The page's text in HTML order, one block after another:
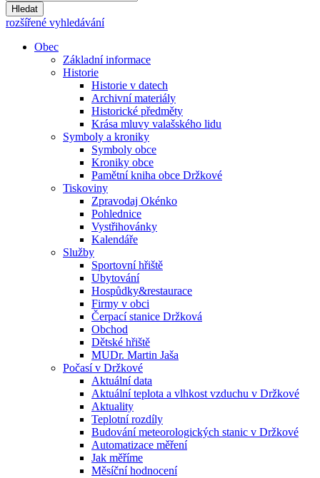
Hledat
rozšířené vyhledávání
Obec
Základní informace
Historie
Historie v datech
Archivní materiály
Historické předměty
Krása mluvy valašského lidu
Symboly a kroniky
Symboly obce
Kroniky obce
Pamětní kniha obce Držkové
Tiskoviny
Zpravodaj Okénko
Pohlednice
Vystřihovánky
Kalendáře
Služby
Sportovní hřiště
Ubytování
Hospůdky&restaurace
Firmy v obci
Čerpací stanice Držková
Obchod
Dětské hřiště
MUDr. Martin Jaša
Počasí v Držkové
Aktuální data
Aktuální teplota a vlhkost vzduchu v Držkové
Aktuality
Teplotní rozdíly
Budování meteorologických stanic v Držkové
Automatizace měření
Jak měříme
Měsíční hodnocení